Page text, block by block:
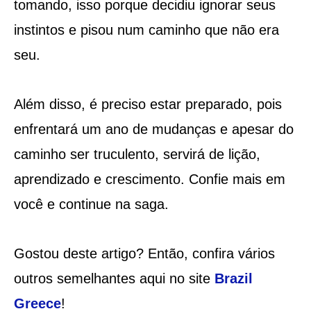
tomando, isso porque decidiu ignorar seus
instintos e pisou num caminho que não era
seu.
Além disso, é preciso estar preparado, pois
enfrentará um ano de mudanças e apesar do
caminho ser truculento, servirá de lição,
aprendizado e crescimento. Confie mais em
você e continue na saga.
Gostou deste artigo? Então, confira vários
outros semelhantes aqui no site Brazil
Greece!